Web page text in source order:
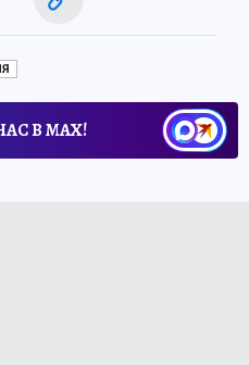
В МАХ!